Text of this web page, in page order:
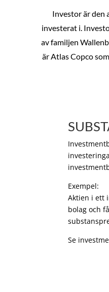
Investor är den
investerat i.
av familjen
är Atlas Copco
Exempel:
Aktien i ett
bolag och
Se